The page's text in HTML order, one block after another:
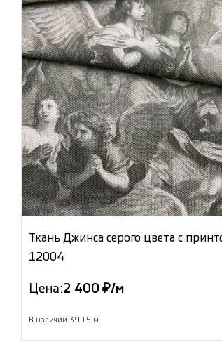
Ткань Джинса серого цвета с
12004
Цена:2 400 ₽/м
В наличии 39.15 м